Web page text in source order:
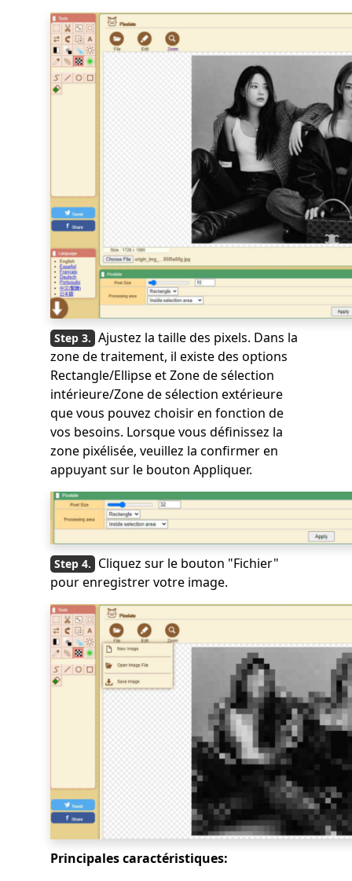
Ajustez la taille des pixels. Dans la
zone de traitement, il existe des options
Rectangle/Ellipse et Zone de sélection
intérieure/Zone de sélection extérieure
que vous pouvez choisir en fonction de
vos besoins. Lorsque vous définissez la
zone pixélisée, veuillez la confirmer en
appuyant sur le bouton Appliquer.
Cliquez sur le bouton "Fichier"
pour enregistrer votre image.
Principales caractéristiques: